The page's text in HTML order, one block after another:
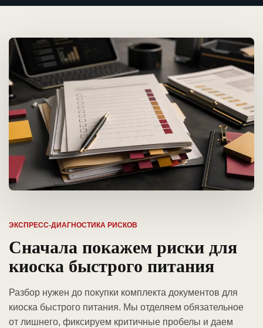
ЭКСПРЕСС-ДИАГНОСТИКА РИСКОВ
Сначала покажем риски для
киоска быстрого питания
Разбор нужен до покупки комплекта документов для
киоска быстрого питания. Мы отделяем обязательное
от лишнего, фиксируем критичные пробелы и даем